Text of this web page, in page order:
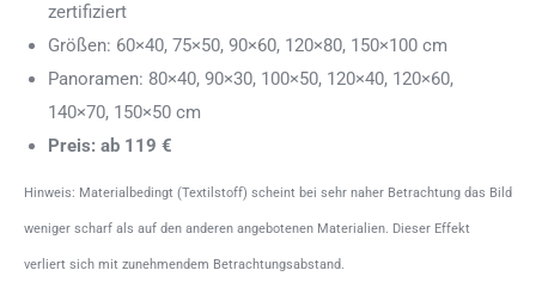
zertifiziert
Größen: 60×40, 75×50, 90×60, 120×80, 150×100 cm
Panoramen: 80×40, 90×30, 100×50, 120×40, 120×60,
140×70, 150×50 cm
Preis: ab 119 €
Hinweis: Materialbedingt (Textilstoff) scheint bei sehr naher Betrachtung das Bild
weniger scharf als auf den anderen angebotenen Materialien. Dieser Effekt
verliert sich mit zunehmendem Betrachtungsabstand.